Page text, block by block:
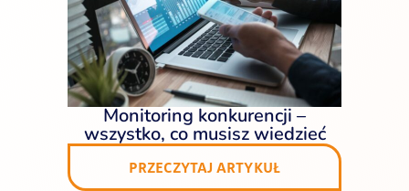
Monitoring konkurencji –
wszystko, co musisz wiedzieć
PRZECZYTAJ ARTYKUŁ